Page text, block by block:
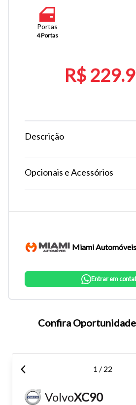
Tamanho do texto
Para aumentar ou diminuir a fonte
atalhos Ctrl+ (para aumentar) e Ctrl-
Portas
4 Portas
R$
Descrição
Opcionais e Acessórios
Miami Automóveis
Entrar em
Confira
1 / 22
VolvoXC90